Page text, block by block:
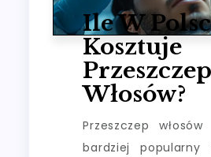
Ile W
Kosztuje
Przeszczep
Włosów?
Przeszczep
bardziej popularny